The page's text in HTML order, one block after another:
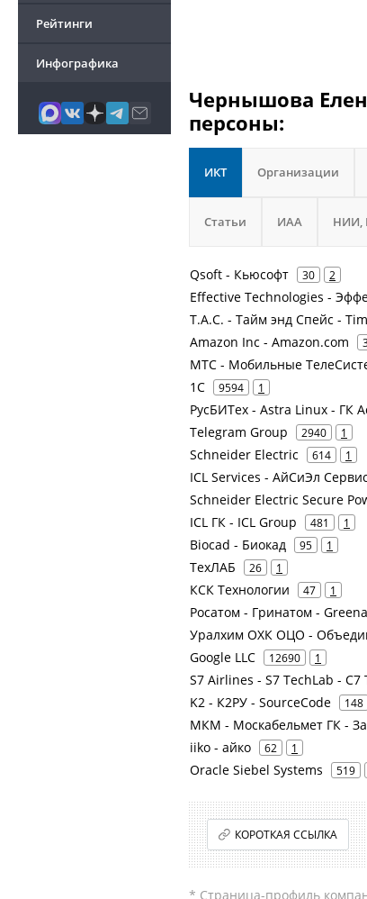
Рейтинги
Инфографика
Чернышова
персоны:
ИКТ Организации
Статьи ИАА НИИ,
Qsoft - Кьюсофт 30 2
Effective Technologies -
Т.А.С. - Тайм энд Спейс -
Amazon Inc - Amazon.com
МТС - Мобильные
1С 9594 1
РусБИТех - Astra Linux - ГК
Telegram Group 2940 1
Schneider Electric 614 1
ICL Services - АйСиЭл
Schneider Electric Secure
ICL ГК - ICL Group 481 1
Biocad - Биокад 95 1
ТехЛАБ 26 1
КСК Технологии 47 1
Росатом - Гринатом -
Уралхим ОХК ОЦО -
Google LLC 12690 1
S7 Airlines - S7 TechLab - С7
K2 - К2РУ - SourceCode 148
МКМ - Москабельмет ГК -
iiko - айко 62 1
Oracle Siebel Systems 519
КОРОТКАЯ ССЫЛКА
* Страница-профиль